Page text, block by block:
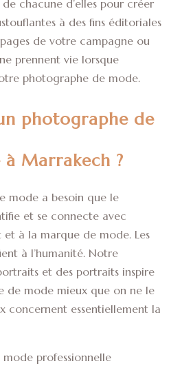
chacune d’elles pour créer
à des fins éditoriales
de votre campagne ou
prennent vie lorsque
photographe de mode.
photographe de
à Marrakech ?
mode a besoin que le
et se connecte avec
à la marque de mode. Les
à l’humanité. Notre
et des portraits inspire
de mode mieux que on ne le
concernent essentiellement la
professionnelle